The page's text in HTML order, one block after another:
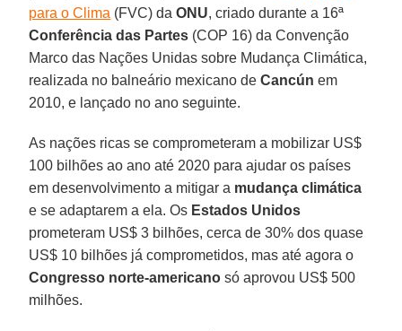
para o Clima (FVC) daONU, criado durante a 16ª
Conferência das Partes (COP 16) da Convenção
Marco das Nações Unidas sobre Mudança Climática,
realizada no balneário mexicano deCancún em
2010, e lançado no ano seguinte.
As nações ricas se comprometeram a mobilizar US$
100 bilhões ao ano até 2020 para ajudar os países
em desenvolvimento a mitigar a mudança climática
e se adaptarem a ela. Os Estados Unidos
prometeram US$ 3 bilhões, cerca de 30% dos quase
US$ 10 bilhões já comprometidos, mas até agora o
Congresso norte-americano só aprovou US$ 500
milhões.